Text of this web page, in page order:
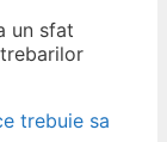
un sfat
trebuie sa